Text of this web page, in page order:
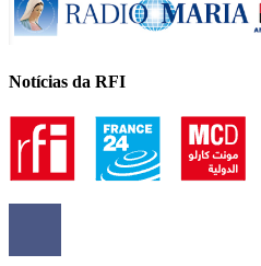
Notícias da RFI